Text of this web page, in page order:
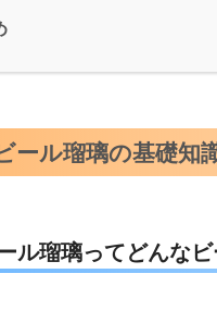
ール瑠璃の基礎知
ル瑠璃ってどんなビ